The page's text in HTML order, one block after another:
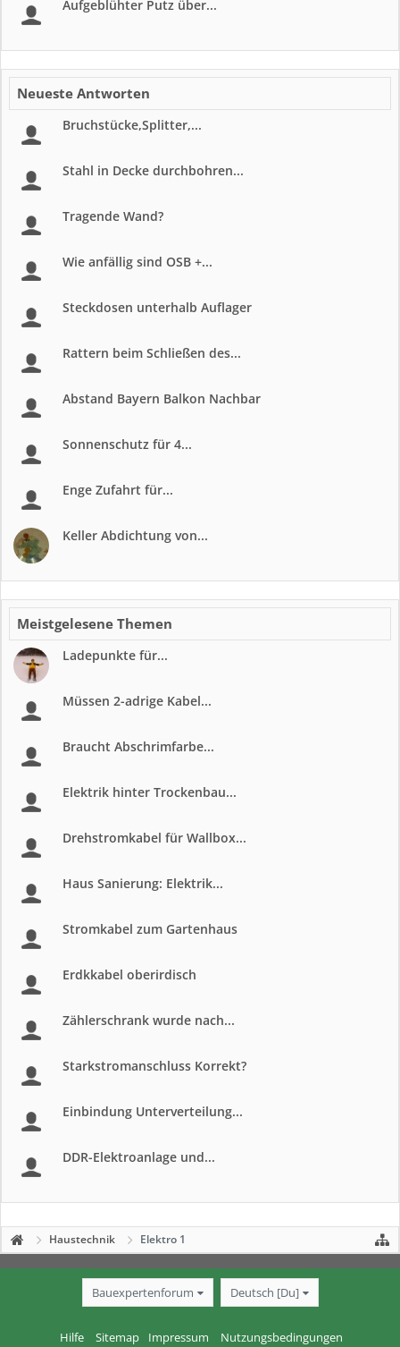
Aufgeblühter Putz über...
Neueste Antworten
Bruchstücke,Splitter,...
Stahl in Decke durchbohren...
Tragende Wand?
Wie anfällig sind OSB +...
Steckdosen unterhalb Auflager
Rattern beim Schließen des...
Abstand Bayern Balkon Nachbar
Sonnenschutz für 4...
Enge Zufahrt für...
Keller Abdichtung von...
Meistgelesene Themen
Ladepunkte für...
Müssen 2-adrige Kabel...
Braucht Abschrimfarbe...
Elektrik hinter Trockenbau...
Drehstromkabel für Wallbox...
Haus Sanierung: Elektrik...
Stromkabel zum Gartenhaus
Erdkkabel oberirdisch
Zählerschrank wurde nach...
Starkstromanschluss Korrekt?
Einbindung Unterverteilung...
DDR-Elektroanlage und...
Haustechnik Elektro 1
Bauexpertenforum Deutsch [Du]
Hilfe Sitemap Impressum Nutzungsbedingungen